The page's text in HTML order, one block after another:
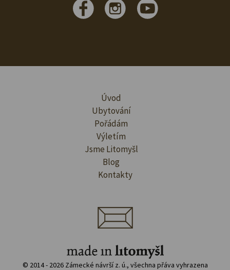
Úvod
Ubytování
Pořádám
Výletím
Jsme Litomyšl
Blog
Kontakty
© 2014 - 2026 Zámecké návrší z. ú., všechna přáva vyhrazena